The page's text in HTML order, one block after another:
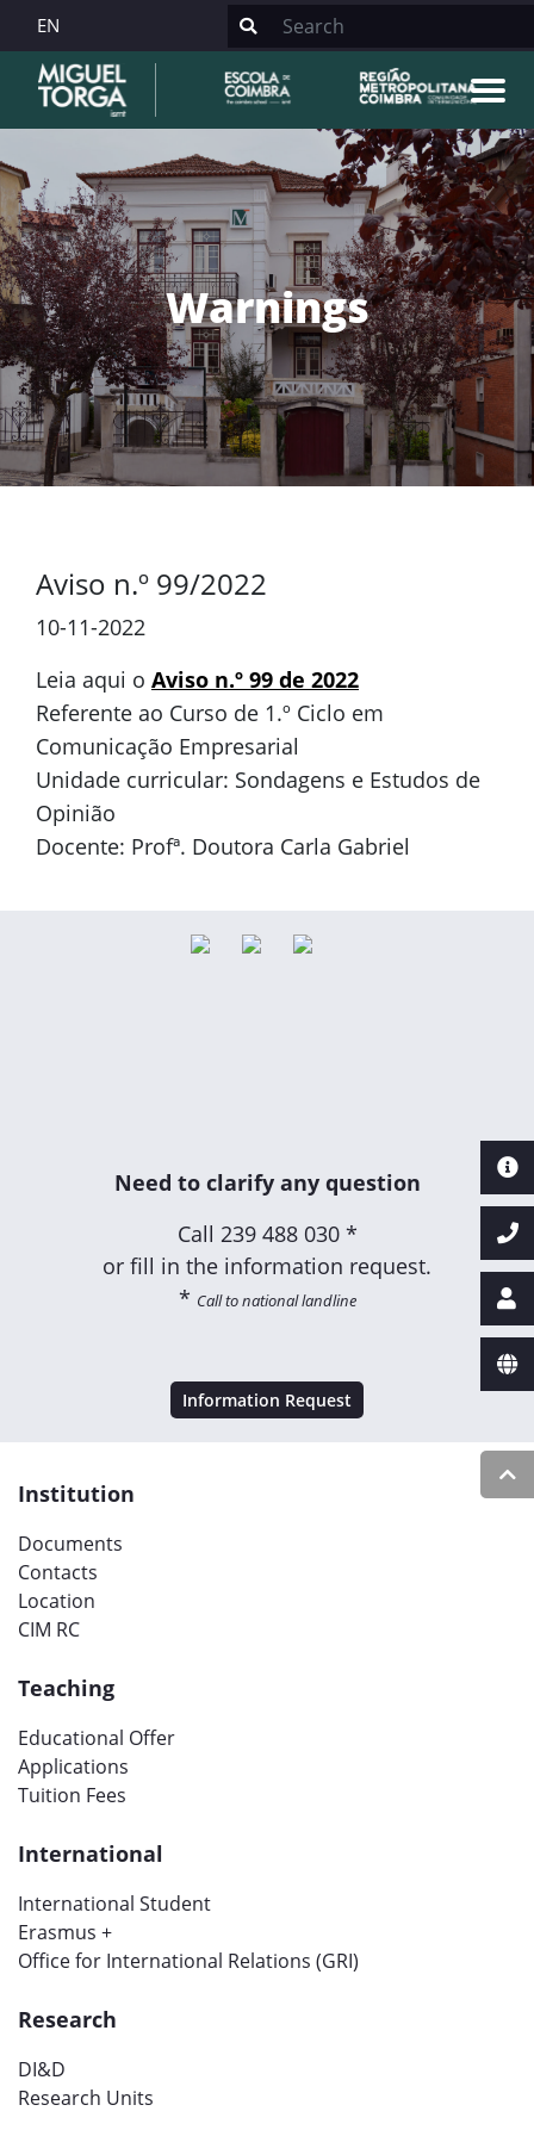
EN
Warnings
Aviso n.º 99/2022
10-11-2022
Leia aqui o Aviso n.º 99 de 2022
Referente ao Curso de 1.º Ciclo em
Comunicação Empresarial
Unidade curricular: Sondagens e Estudos de
Opinião
Docente: Profª. Doutora Carla Gabriel
Need to clarify any question
Call 239 488 030 *
or fill in the information request.
* Call to national landline
Information Request
Institution
Documents
Contacts
Location
CIM RC
Teaching
Educational Offer
Applications
Tuition Fees
International
International Student
Erasmus +
Office for International Relations (GRI)
Research
DI&D
Research Units